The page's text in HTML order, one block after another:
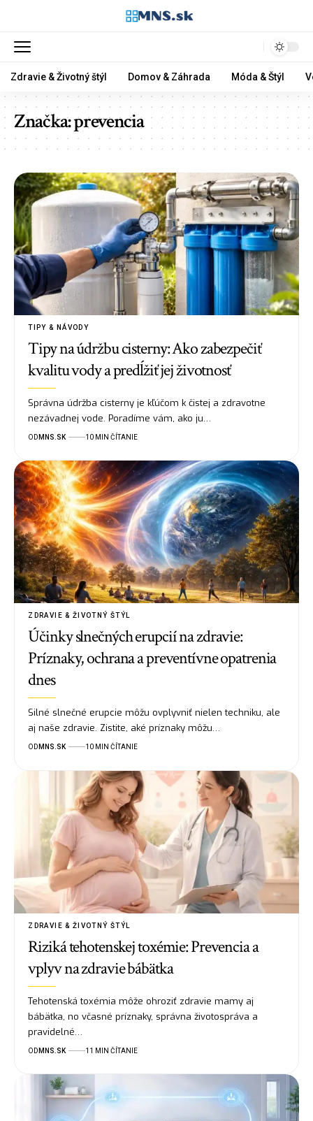
Zdravie & Životný štýl Domov & Záhrada Móda & Štýl
Značka:prevencia
TIPY & NÁVODY
Tipy na údržbu cisterny: Ako zabezpečiť
kvalitu vody a predĺžiť jej životnosť
Správna údržba cisterny je kľúčom k čistej a zdravotne
nezávadnej vode. Poradíme vám, ako ju…
OD MNS.SK 10 MIN ČÍTANIE
ZDRAVIE & ŽIVOTNÝ ŠTÝL
Účinky slnečných erupcií na zdravie:
Príznaky, ochrana a preventívne opatrenia
dnes
Silné slnečné erupcie môžu ovplyvniť nielen techniku, ale
aj naše zdravie. Zistite, aké príznaky môžu…
OD MNS.SK 10 MIN ČÍTANIE
ZDRAVIE & ŽIVOTNÝ ŠTÝL
Riziká tehotenskej toxémie: Prevencia a
vplyv na zdravie bábätka
Tehotenská toxémia môže ohroziť zdravie mamy aj
bábätka, no včasné príznaky, správna životospráva a
pravidelné…
OD MNS.SK 11 MIN ČÍTANIE